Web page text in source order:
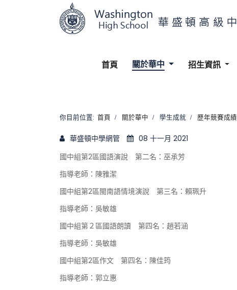
首頁 關於華中 招生資訊
你目前位置: 首頁 關於華中 學生成就 歷年競賽成績
華盛頓中學網管
08 十一月 2021
國中組第2區國語演說
第二名：巫承芳
指導老師：陳雅潔
國中組第2區閩南語情境演說
第三名：賴珮升
指導老師 ： 吳敏雄
國中組第２區國語朗讀 第四名 ： 趙若涵
指導老師 ： 吳敏雄
國中組第2區作文 第四名 ： 陳佳筠
指導老師 ： 郭立惠